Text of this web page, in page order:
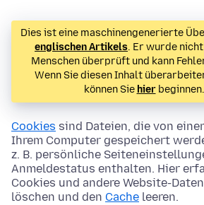
Dies ist eine maschinengenerierte
englischen Artikels. Er wurde
Menschen überprüft und kann
Wenn Sie diesen Inhalt
können Sie hierbeginnen.
Cookies sind Dateien, die von
Ihrem Computer gespeichert
z. B. persönliche
Anmeldestatus enthalten. Hier
Cookies und andere Website-
löschen und den Cache leeren.